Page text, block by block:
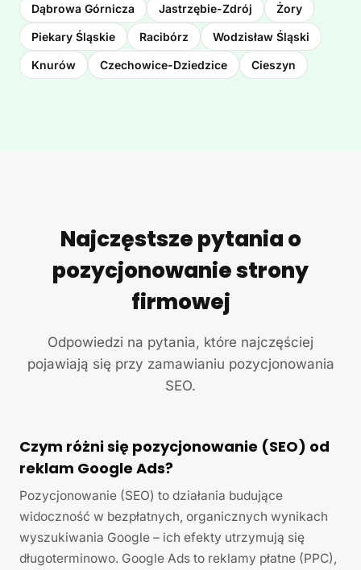
Dąbrowa Górnicza Jastrzębie-Zdrój Żory
Piekary Śląskie Racibórz Wodzisław Śląski
Knurów Czechowice-Dziedzice Cieszyn
Najczęstsze pytania o
pozycjonowanie strony
firmowej
Odpowiedzi na pytania, które najczęściej
pojawiają się przy zamawianiu pozycjonowania
SEO.
Czym różni się pozycjonowanie (SEO) od
reklam Google Ads?
Pozycjonowanie (SEO) to działania budujące
widoczność w bezpłatnych, organicznych wynikach
wyszukiwania Google – ich efekty utrzymują się
długoterminowo. Google Ads to reklamy płatne (PPC),